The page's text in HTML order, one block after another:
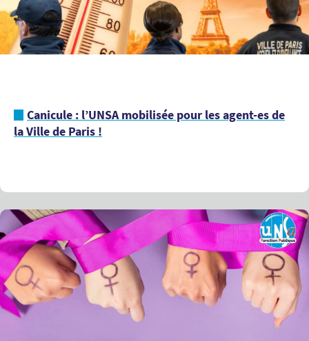
Canicule : l’UNSA mobilisée pour les agent-es de
la Ville de Paris !